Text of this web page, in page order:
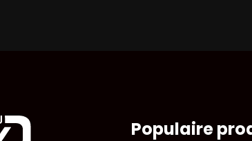
Populaire